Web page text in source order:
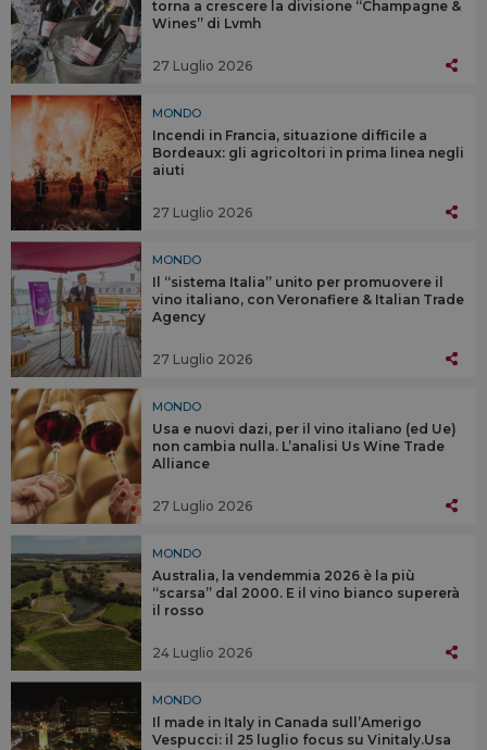
torna a crescere la divisione “Champagne &
Wines” di Lvmh
27 Luglio 2026
MONDO
Incendi in Francia, situazione difficile a
Bordeaux: gli agricoltori in prima linea negli
aiuti
27 Luglio 2026
MONDO
Il “sistema Italia” unito per promuovere il
vino italiano, con Veronafiere & Italian Trade
Agency
27 Luglio 2026
MONDO
Usa e nuovi dazi, per il vino italiano (ed Ue)
non cambia nulla. L’analisi Us Wine Trade
Alliance
27 Luglio 2026
MONDO
Australia, la vendemmia 2026 è la più
“scarsa” dal 2000. E il vino bianco supererà
il rosso
24 Luglio 2026
MONDO
Il made in Italy in Canada sull’Amerigo
Vespucci: il 25 luglio focus su Vinitaly.Usa